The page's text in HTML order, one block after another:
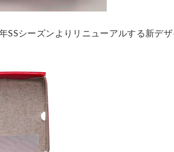
SSシーズンよりリニューアルする新デ